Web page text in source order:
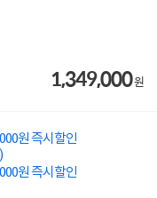
1,349,000원
원 즉시할인
원 즉시할인